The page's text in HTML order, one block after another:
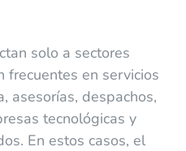
solo a sectores
frecuentes en servicios
asesorías, despachos,
tecnológicas y
En estos casos, el